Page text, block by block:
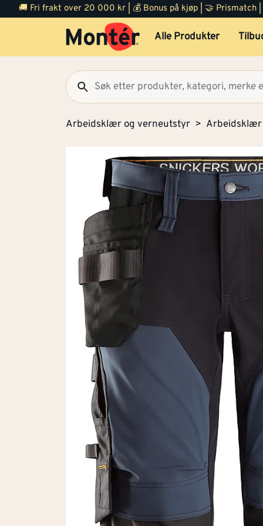
🚚 Fri frakt over 20 000 kr | 💰 Bonus på kjøp | 🤝 Prismatch
Alle Produkter
Arbeidsklær og verneutstyr Arbeidsklær